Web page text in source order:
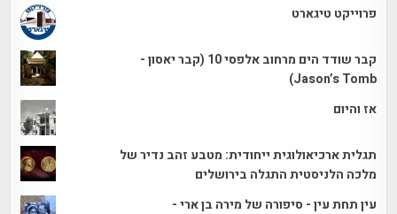
פרוייקט טיגארט
קבר שודד הים מרחוב אלפסי 10 (קבר יאסון -
Jason’s Tomb)
אז והיום
תגלית ארכיאולוגית ייחודית: מטבע זהב נדיר של
מלכה הלניסטית התגלה בירושלים
עין תחת עין - סיפורה של מירה בן ארי -